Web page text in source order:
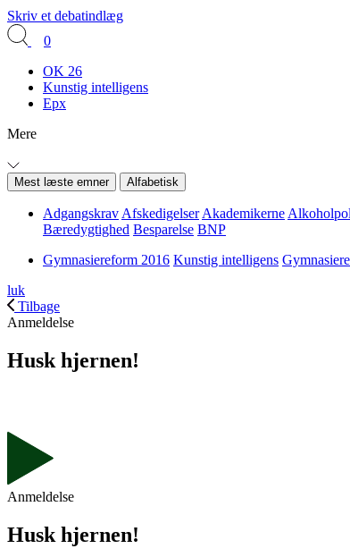
Skriv et debatindlæg
0
OK 26
Kunstig intelligens
Epx
Mere
Mest læste emner Alfabetisk
Adgangskrav Afskedigelser Akademikerne
Bæredygtighed Besparelse BNP
Gymnasiereform 2016 Kunstig intelligens
luk
Tilbage
Anmeldelse
Husk hjernen!
Anmeldelse
Husk hjernen!